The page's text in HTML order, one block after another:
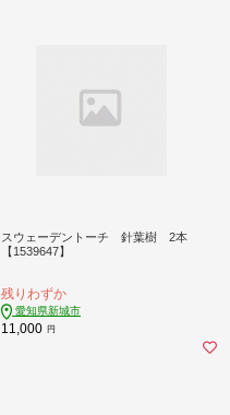
スウェーデントーチ 針葉樹 2本
【1539647】
残りわずか
愛知県新城市
11,000 円